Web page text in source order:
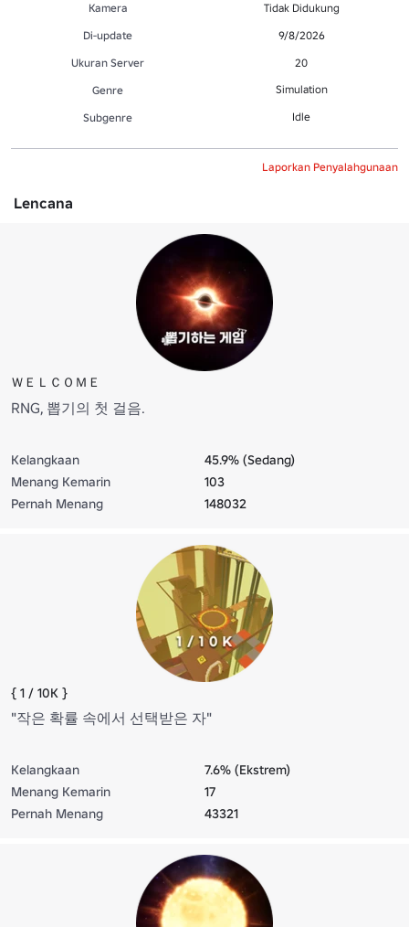
Kamera
Tidak Didukung
Di-update
9/8/2026
Ukuran Server
20
Genre
Simulation
Subgenre Idle
Laporkan Penyalahgunaan
Lencana
ＷＥＬＣＯＭＥ
RNG, 뽑기의 첫 걸음.
Kelangkaan
45.9% (Sedang)
Menang Kemarin
103
Pernah Menang
148032
{ 1 / 10K }
"작은 확률 속에서 선택받은 자"
Kelangkaan
7.6% (Ekstrem)
Menang Kemarin
17
Pernah Menang
43321